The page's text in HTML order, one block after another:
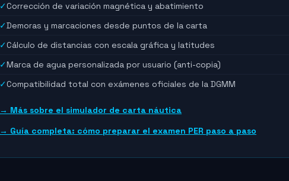
✓Corrección de variación magnética y abatimiento
✓Demoras y marcaciones desde puntos de la carta
✓Cálculo de distancias con escala gráfica y latitudes
✓Marca de agua personalizada por usuario (anti-copia)
✓Compatibilidad total con exámenes oficiales de la DGMM
→ Más sobre el simulador de carta náutica
→ Guía completa: cómo preparar el examen PER paso a paso